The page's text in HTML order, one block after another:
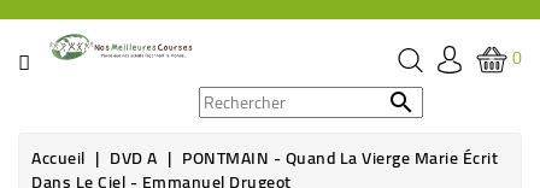
CATÉGORIE
ÉPICERIE
0

Accueil DVD A PONTMAIN - Quand La Vierge Marie Écrit